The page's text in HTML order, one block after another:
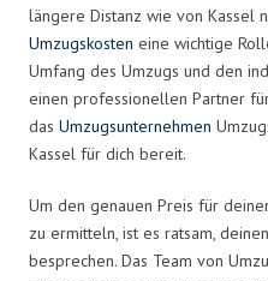
längere Distanz wie von Kassel
Umzugskosten eine wichtige
Umfang des Umzugs und den
einen professionellen Partner
das Umzugsunternehmen
Kassel für dich bereit.
Um den genauen Preis für
zu ermitteln, ist es ratsam,
besprechen. Das Team von